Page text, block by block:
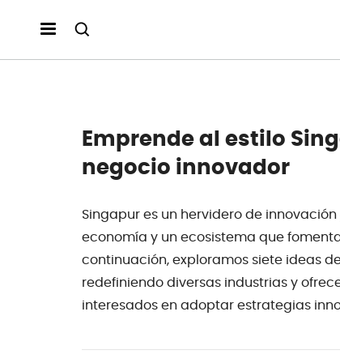
Emprende al estilo
negocio innovador
Singapur es un hervidero de
economía y un ecosistema que
continuación, exploramos siete ideas
redefiniendo diversas industrias y
interesados en adoptar estrategias